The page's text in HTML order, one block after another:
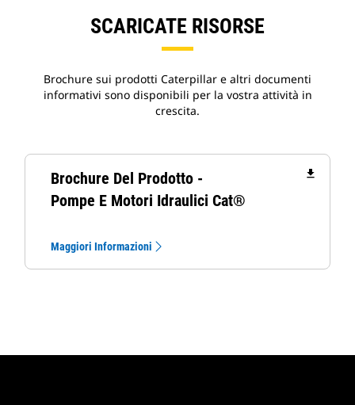
SCARICATE RISORSE
Brochure sui prodotti Caterpillar e altri documenti
informativi sono disponibili per la vostra attività in
crescita.
Brochure Del Prodotto -
Pompe E Motori Idraulici Cat®
file_download
Maggiori Informazioni